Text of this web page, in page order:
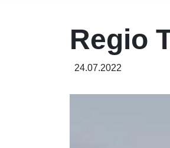
Regio
24.07.2022